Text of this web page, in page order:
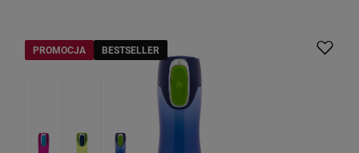
PROMOCJA BESTSELLER